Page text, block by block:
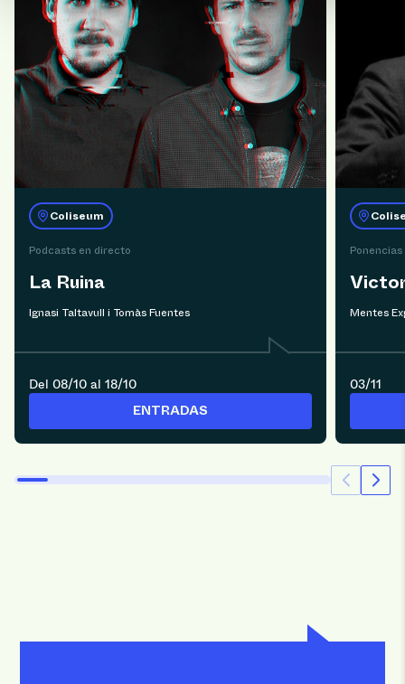
Coliseum
Podcasts en directo
La Ruina
Ignasi Taltavull i Tomàs Fuentes
Del 08/10 al 18/10
ENTRADAS
Ponencias
Mentes
03/11